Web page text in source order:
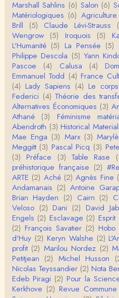
Anonymous
Homo sapiens a
0 ans. Tout d'abord,
Christophe
Cet article apporte
dire) en appuyant la
roland chaudat
IROQUOIS
mas S.
e ne comp…
roland chaudat
Merci de relever ma
i concerne une
n…
Christophe
Pour ce qui est des
effet été
Roland Chaudat
L'histoire des
nement de ces
Anonymous
Je viens de regarder
"le blob" à l'instant.
Marshall Sahlins (6) Salon (6)
Matériologiques (6) Agriculture
Brill
(5) Claude Lévi-Strauss
Wengrow (5) Iroquois (5)
L'Humanité (5) La Pensée (5)
Philippe Descola (5) Yann
Pascoe
(4) Calusa (4)
Emmanuel Todd (4) France
(4) Lady Sapiens (4) Le
Federici (4) Théorie des
Alternatives Économiques (3)
Athané
(3) Féminisme
Abendroth (3) Historical
Mae Enga (3) Marx (3)
Meggitt (3) Pascal Picq (3)
(3) Préface (3) Table Rase
préhistorique française (2)
ARTE (2) Aché (2) Agnès Fine
Andamanais (2) Antoine
Brian Hayden (2) Cairn (2)
Veloso (2) Dani (2) David
Engels (2) Esclavage (2)
(2) François Savatier (2) Hobo
d'Huy (2) Keryn Walshe (2)
profit (2) Marilou Nordez (2)
Petitjean (2) Michel Husson
Nicolas Teyssandier (2) Nota
Edeb Piragi (2) Pour la
Kerkhove (2) Revue Commune